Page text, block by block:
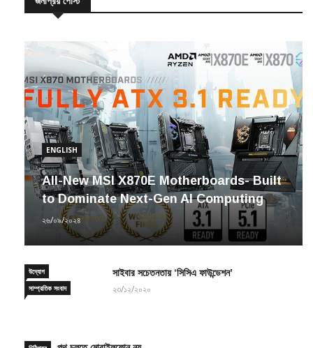
জনপ্রিয় পোস্ট
ENGLISH
All-New MSI X870E Motherboards- Built
to Dominate Next-Gen AI Computing
২৬/০৯/২০২৪
উদ্যোগ
সাইবার সচেতনতায় ‘সিসিএ ফাউন্ডেশন’